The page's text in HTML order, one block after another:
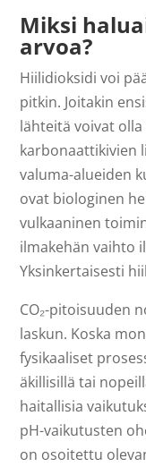
Miksi
arvoa?
Hiilidioksidi voi
pitkin. Joitakin
lähteitä voivat
karbonaattikivien
valuma-alueiden
ovat biologinen
vulkaaninen
ilmakehän vaihto
Yksinkertaisesti
CO₂-pitoisuuden
laskun. Koska
fysikaaliset
äkillisillä tai
haitallisia
pH-vaikutusten
on osoitettu